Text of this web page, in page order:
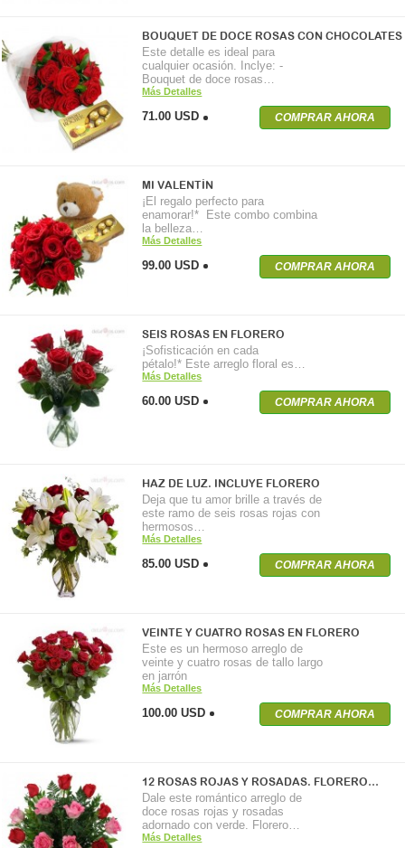
BOUQUET DE DOCE ROSAS CON CHOCOLATES
Este detalle es ideal para
cualquier ocasión. Inclye: -
Bouquet de doce rosas…
Más Detalles
71.00 USD COMPRAR AHORA
MI VALENTÍN
¡El regalo perfecto para
enamorar!* Este combo combina
la belleza…
Más Detalles
99.00 USD COMPRAR AHORA
SEIS ROSAS EN FLORERO
¡Sofisticación en cada
pétalo!* Este arreglo floral es…
Más Detalles
60.00 USD COMPRAR AHORA
HAZ DE LUZ. INCLUYE FLORERO
Deja que tu amor brille a través de
este ramo de seis rosas rojas con
hermosos…
Más Detalles
85.00 USD COMPRAR AHORA
VEINTE Y CUATRO ROSAS EN FLORERO
Este es un hermoso arreglo de
veinte y cuatro rosas de tallo largo
en jarrón
Más Detalles
100.00 USD COMPRAR AHORA
12 ROSAS ROJAS Y ROSADAS. FLORERO…
Dale este romántico arreglo de
doce rosas rojas y rosadas
adornado con verde. Florero…
Más Detalles